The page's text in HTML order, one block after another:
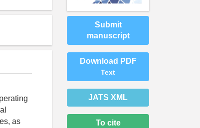
as
Submit
manuscript
Download PDF
Text
JATS XML
To cite